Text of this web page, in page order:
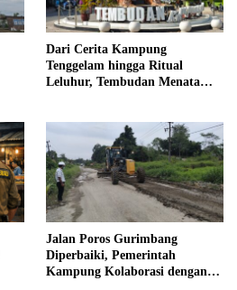
Dari Cerita Kampung
Tenggelam hingga Ritual
Leluhur, Tembudan Menata
Jalan Poros Gurimbang
Diperbaiki, Pemerintah
Kampung Kolaborasi dengan